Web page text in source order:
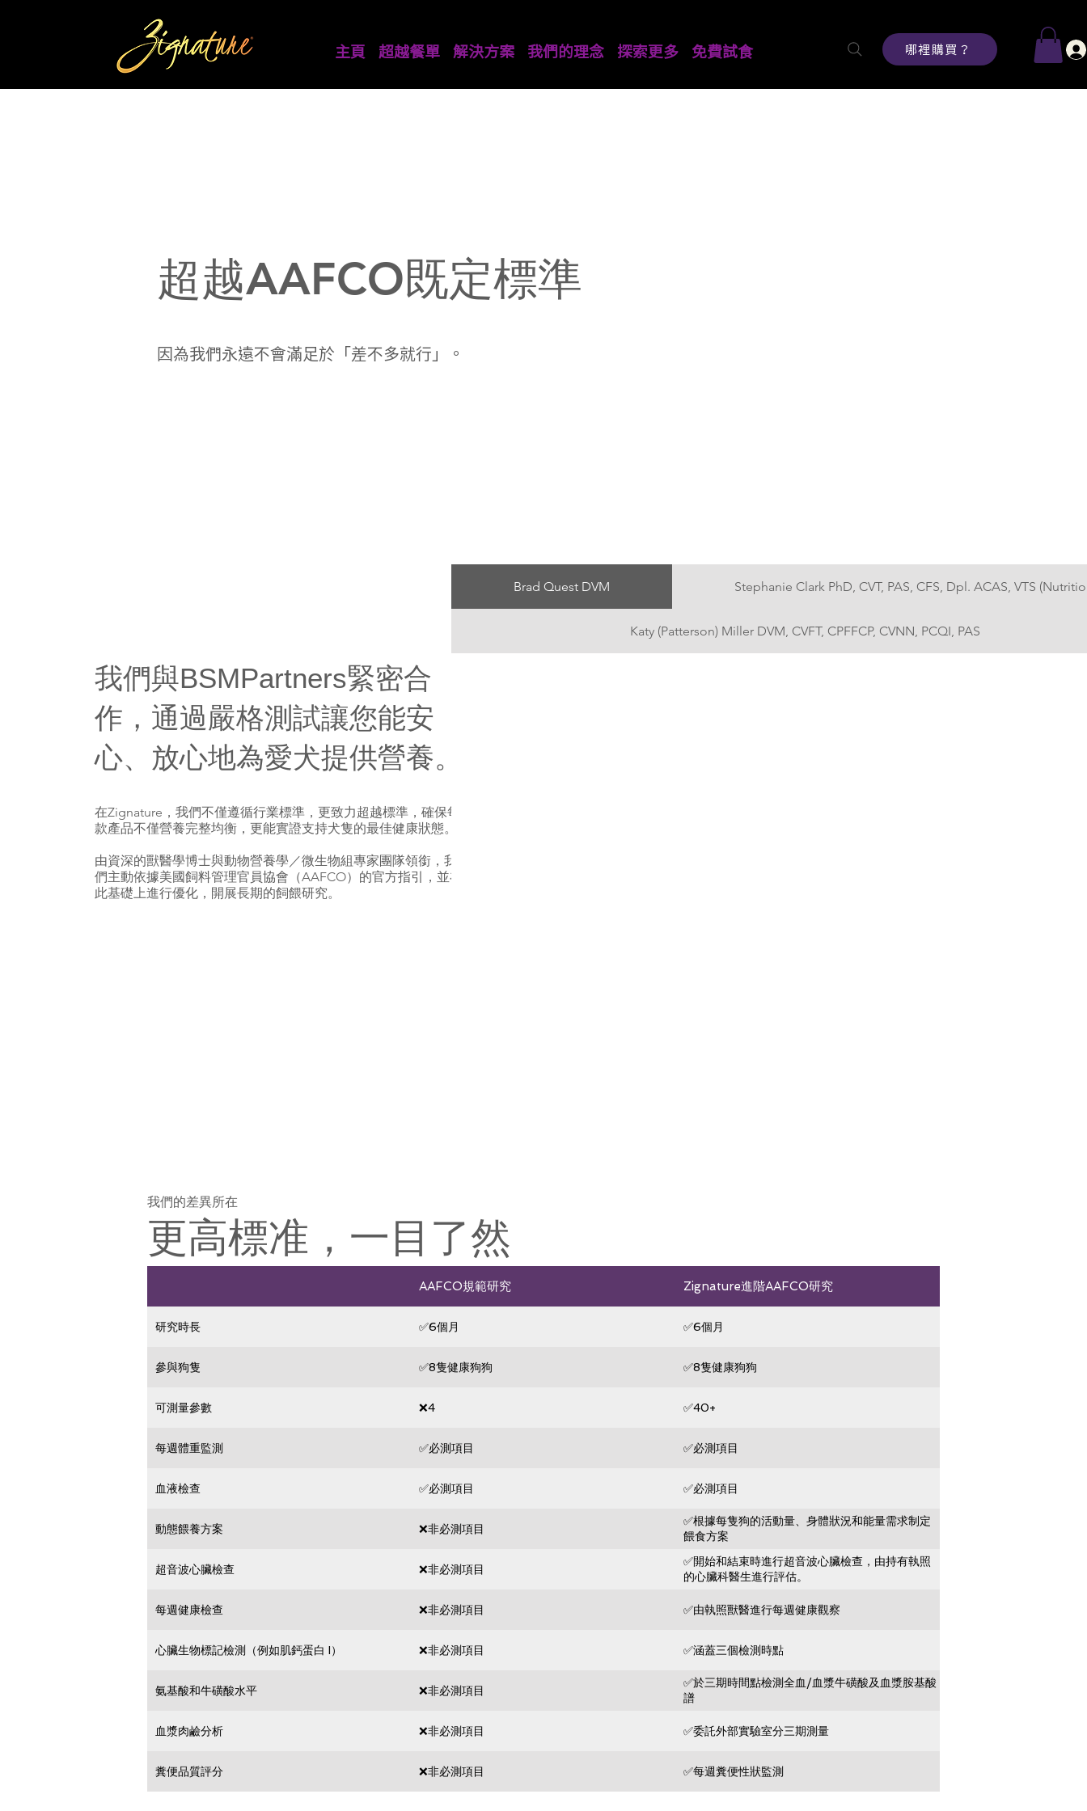
主頁 超越餐單 解決方案 我們的理念 探索更多 免費試食 哪裡購買？
超越AAFCO既定標準
因為我們永遠不會滿足於「差不多就行」。
我們與BSMPartners緊密合
作，通過嚴格測試讓您能安
心、放心地為愛犬提供營養。
在Zignature，我們不僅遵循行業標準，更致力超越標準，確保每
款產品不僅營養完整均衡，更能實證支持犬隻的最佳健康狀態。
由資深的獸醫學博士與動物營養學／微生物組專家團隊領銜，我
們主動依據美國飼料管理官員協會（AAFCO）的官方指引，並在
此基礎上進行優化，開展長期的飼餵研究。
Brad Quest DVM Stephanie Clark PhD, CVT, PAS, CFS, Dpl. ACAS, VTS
Katy (Patterson) Miller DVM, CVFT, CPFFCP, CVNN, PCQI, PAS
更高標准，一目了然
我們的差異所在
AAFCO規範研究 Zignature進階AAFCO研究
研究時長 ✅6個月 ✅6個月
參與狗隻 ✅8隻健康狗狗 ✅8隻健康狗狗
可測量參數 ❌4 ✅40+
每週體重監測 ✅必測項目 ✅必測項目
血液檢查 ✅必測項目 ✅必測項目
動態餵養方案 ❌非必測項目
✅根據每隻狗的活動量、身體狀況和能量需求制定
餵食方案
超音波心臟檢查 ❌非必測項目
✅開始和結束時進行超音波心臟檢查，由持有執照
的心臟科醫生進行評估。
每週健康檢查 ❌非必測項目 ✅由執照獸醫進行每週健康觀察
心臟生物標記檢測（例如肌鈣蛋白 I） ❌非必測項目 ✅涵蓋三個檢測時點
氨基酸和牛磺酸水平 ❌非必測項目
✅於三期時間點檢測全血/血漿牛磺酸及血漿胺基酸
譜
血漿肉鹼分析 ❌非必測項目 ✅委託外部實驗室分三期測量
糞便品質評分 ❌非必測項目 ✅每週糞便性狀監測